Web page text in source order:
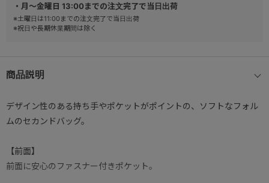
・月～金曜日 13:00までの注文完了で当日出荷
※土曜日は11:00までの注文完了で当日出荷
※祝日や長期休業期間は除く
商品説明
デザイン性のある持ち手やポケットがポイントの、ソフトなフォル
ムのセカンドバッグ。
【前面】
前面に安心のファスナー付きポケット。